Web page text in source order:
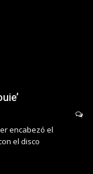
encabezó el
el disco